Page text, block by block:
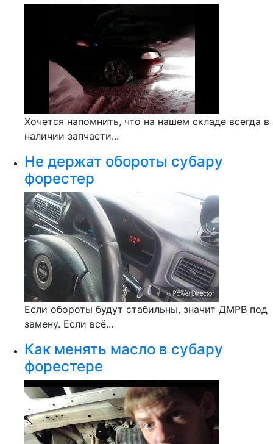
Хочется напомнить, что на нашем складе всегда в
наличии запчасти...
Не держат обороты субару
форестер
Если обороты будут стабильны, значит ДМРВ под
замену. Если всё...
Как менять масло в субару
форестере